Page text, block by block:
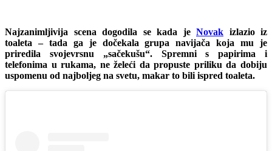
Najzanimljivija scena dogodila se kada je Novak izlazio iz
toaleta – tada ga je dočekala grupa navijača koja mu je
priredila svojevrsnu „sačekušu“. Spremni s papirima i
telefonima u rukama, ne želeći da propuste priliku da dobiju
uspomenu od najboljeg na svetu, makar to bili ispred toaleta.